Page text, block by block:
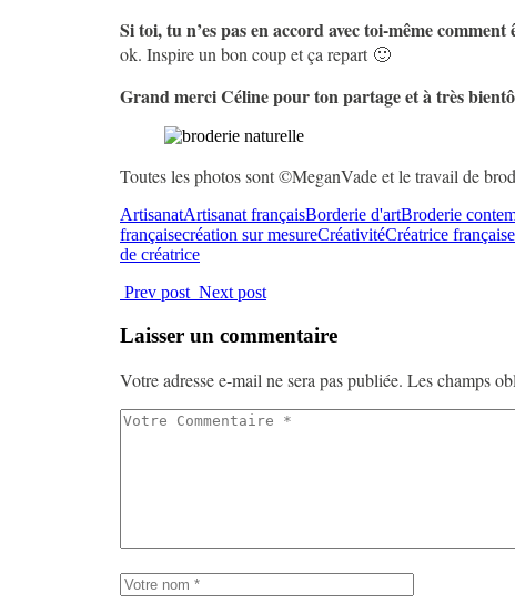
Si toi, tu n’es pas en accord avec toi-même comment
ok. Inspire un bon coup et ça repart 🙂
Grand merci Céline pour ton partage et à très
Toutes les photos sont ©MeganVade et le travail de
ArtisanatArtisanat françaisBorderie d'artBroderie
françaisecréation sur mesureCréativitéCréatrice française
de créatrice
Prev post Next post
Laisser un commentaire
Votre adresse e-mail ne sera pas publiée. Les champs